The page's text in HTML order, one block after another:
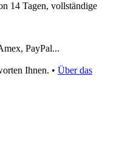
14 Tagen, vollständige
PayPal...
Ihnen. • Über das